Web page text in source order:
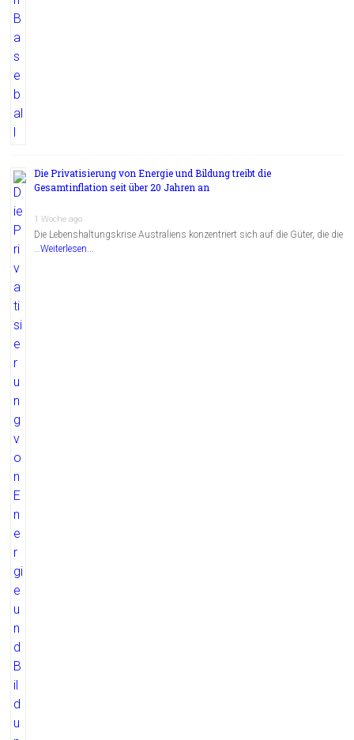
Die Privatisierung von Energie und Bildung treibt die
Gesamtinflation seit über 20 Jahren an
1 Woche ago
Die Lebenshaltungskrise Australiens konzentriert sich auf die Güter, die die
…Weiterlesen...